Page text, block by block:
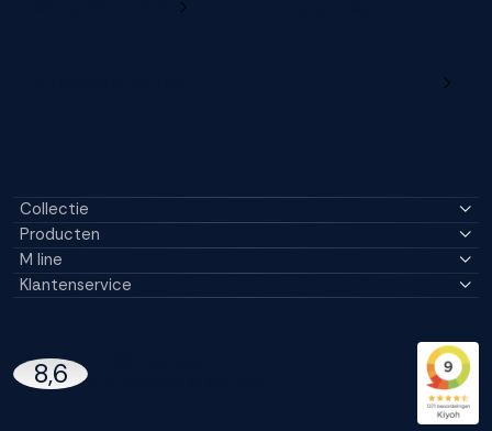
Collectie
Producten
M line
Klantenservice
8,6